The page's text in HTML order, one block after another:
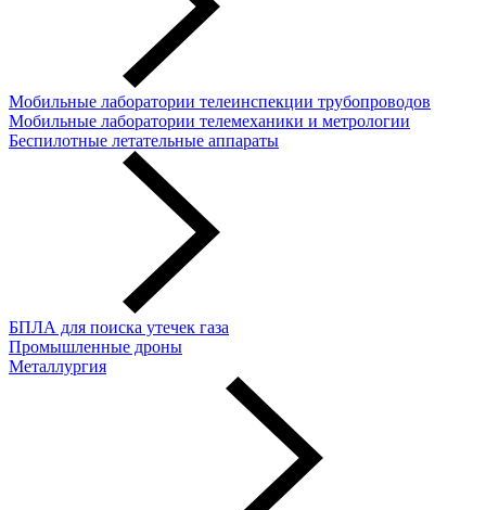
Мобильные лаборатории телеинспекции трубопроводов
Мобильные лаборатории телемеханики и метрологии
Беспилотные летательные аппараты
БПЛА для поиска утечек газа
Промышленные дроны
Металлургия